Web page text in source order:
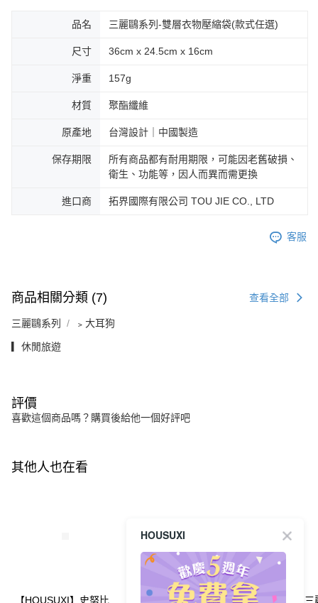
品名 三麗鷗系列-雙層衣物壓縮袋(款式任選)
尺寸 36cm x 24.5cm x 16cm
淨重 157g
材質 聚酯纖維
原產地 台灣設計｜中國製造
保存期限
所有商品都有耐用期限，可能因老舊破損、
衛生、功能等，因人而異而需更換
進口商 拓界國際有限公司 TOU JIE CO., LTD
客服
商品相關分類 (7) 查看全部
三麗鷗系列 ﹥大耳狗
▎休閒旅遊
評價
喜歡這個商品嗎？購買後給他一個好評吧
其他人也在看
【HOUSUXI】史努比 【HOUSUXI】三麗鷗 【HOUSUXI】三
HOUSUXI